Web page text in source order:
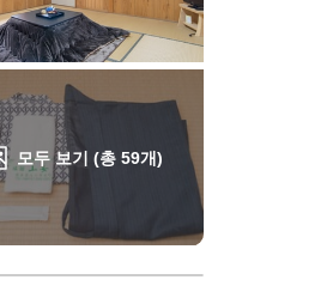
모두 보기 (총 59개)